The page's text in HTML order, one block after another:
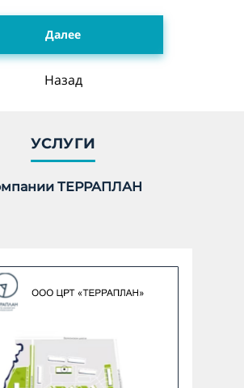
Далее
Назад
гектар, 1 га = 10 000 м2 *
undefined КМ
УСЛУГИ
ТЕРРАПЛАН